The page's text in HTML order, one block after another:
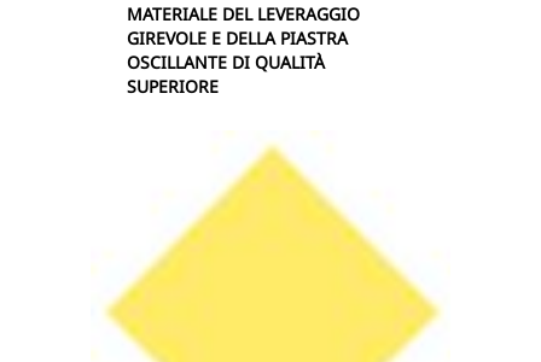
MATERIALE DEL LEVERAGGIO
GIREVOLE E DELLA PIASTRA
OSCILLANTE DI QUALITÀ
SUPERIORE